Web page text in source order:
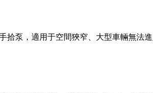
，適用于空間狹窄、大型車輛無法